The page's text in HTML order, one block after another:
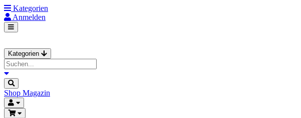
Kategorien
Anmelden
Kategorien
Shop Magazin